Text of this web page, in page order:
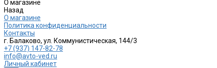
О магазине
Назад
О магазине
Политика конфиденциальности
Контакты
г. Балаково, ул. Коммунистическая, 144/3
+7 (937) 147-82-78
info@avto-ved.ru
Личный кабинет